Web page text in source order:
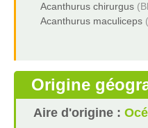
Acanthurus chirurgus
Acanthurus maculiceps
Origine
Aire d'origine :